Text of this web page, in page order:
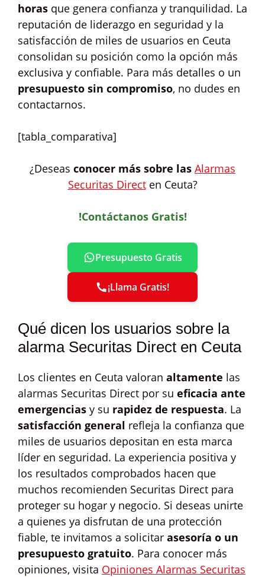
horas que genera confianza y tranquilidad. La
reputación de liderazgo en seguridad y la
satisfacción de miles de usuarios en Ceuta
consolidan su posición como la opción más
exclusiva y confiable. Para más detalles o un
presupuesto sin compromiso, no dudes en
contactarnos.
[tabla_comparativa]
¿Deseas conocer más sobre las Alarmas
Securitas Directen Ceuta?
!Contáctanos Gratis!
Presupuesto Gratis
¡Llama Gratis!
Qué dicen los usuarios sobre la
alarma Securitas Direct en Ceuta
Los clientes en Ceuta valoran altamente las
alarmas Securitas Direct por su eficacia ante
emergencias y su rapidez de respuesta. La
satisfacción general refleja la confianza que
miles de usuarios depositan en esta marca
líder en seguridad. La experiencia positiva y
los resultados comprobados hacen que
muchos recomienden Securitas Direct para
proteger su hogar y negocio. Si deseas unirte
a quienes ya disfrutan de una protección
fiable, te invitamos a solicitar asesoría o un
presupuesto gratuito. Para conocer más
opiniones, visita Opiniones Alarmas Securitas